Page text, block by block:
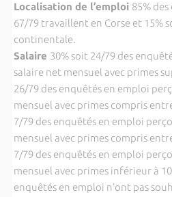
Localisation de l’emploi 85%
67/79 travaillent en Corse et 15%
continentale.
Salaire 30% soit 24/79 des
salaire net mensuel avec primes
26/79 des enquêtés en emploi
mensuel avec primes compris
7/79 des enquêtés en emploi
mensuel avec primes compris
7/79 des enquêtés en emploi
mensuel avec primes inférieur à
enquêtés en emploi n’ont pas